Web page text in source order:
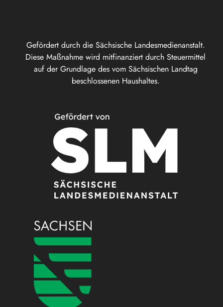
Gefördert durch die Sächsische Landesmedienanstalt.
Diese Maßnahme wird mitfinanziert durch Steuermittel
auf der Grundlage des vom Sächsischen Landtag
beschlossenen Haushaltes.